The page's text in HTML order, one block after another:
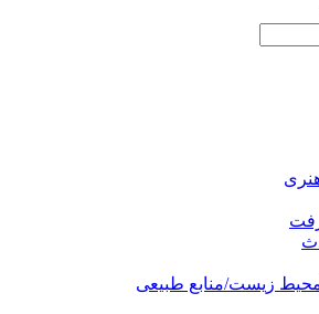
زیست/منابع طبیعی